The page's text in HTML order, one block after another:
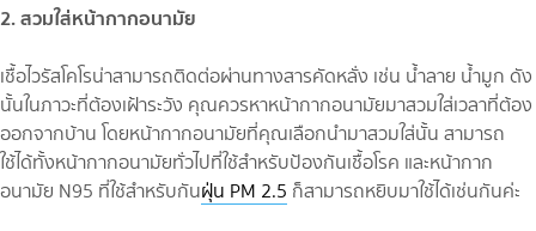
2. สวมใส่หน้ากากอนามัย
เชื้อไวรัสโคโรน่าสามารถติดต่อผ่านทางสารคัดหลั่ง เช่น น้ำลาย น้ำมูก ดัง
นั้นในภาวะที่ต้องเฝ้าระวัง คุณควรหาหน้ากากอนามัยมาสวมใส่เวลาที่ต้อง
ออกจากบ้าน โดยหน้ากากอนามัยที่คุณเลือกนำมาสวมใส่นั้น สามารถ
ใช้ได้ทั้งหน้ากากอนามัยทั่วไปที่ใช้สำหรับป้องกันเชื้อโรค และหน้ากาก
อนามัย N95 ที่ใช้สำหรับกันฝุ่น PM 2.5 ก็สามารถหยิบมาใช้ได้เช่นกันค่ะ